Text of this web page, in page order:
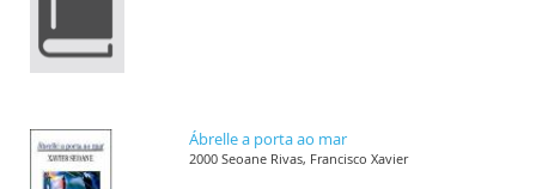
Ábrelle a porta ao mar
2000 Seoane Rivas, Francisco Xavier